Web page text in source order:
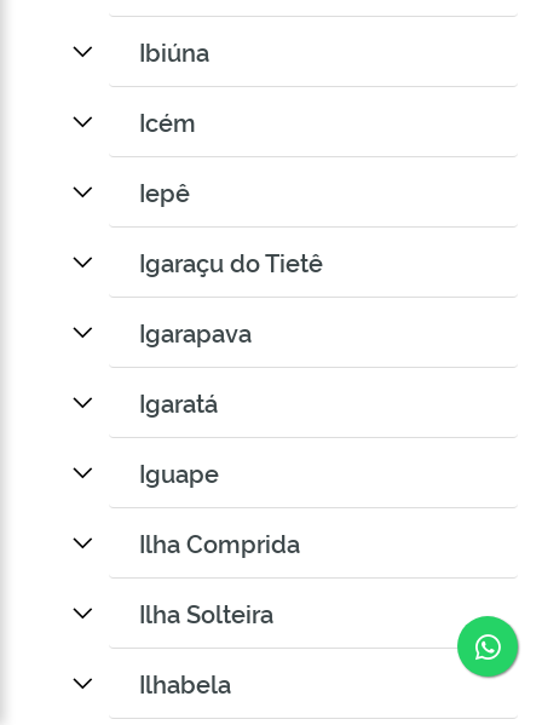
Ibiúna
Icém
Iepê
Igaraçu do Tietê
Igarapava
Igaratá
Iguape
Ilha Comprida
Ilha Solteira
Ilhabela